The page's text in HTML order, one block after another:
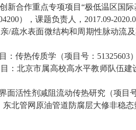
新合作重点专项项目“极低温区国
），课题负责人， 2017.09-
/疏水表面微结构和周期性脉动流
：传热传质学（项目号： 51325603
：北京市属高校高水平教师队伍建
面活性剂减阻流动传热研究（项目
北管网原油管道防腐层大修非稳